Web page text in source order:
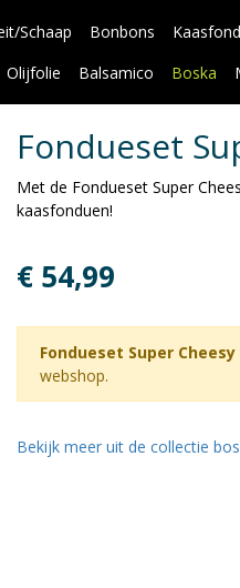
Schaap Bonbons
Olijfolie Balsamico Boska
Fondueset
Met de Fondueset Super
kaasfonduen!
€ 54,99
Fondueset Super Cheesy
webshop.
Bekijk meer uit de collectie